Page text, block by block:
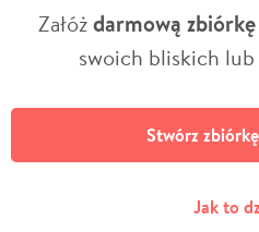
Załóżdarmową zbiórkę
swoich bliskich
Stwórz
Jak to